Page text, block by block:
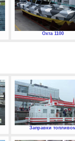
Охта 1100
Заправки